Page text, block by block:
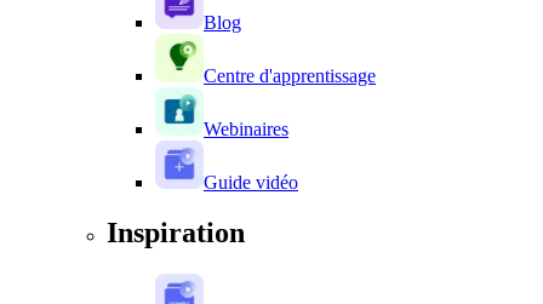
Blog
Centre d'apprentissage
Webinaires
Guide vidéo
Inspiration